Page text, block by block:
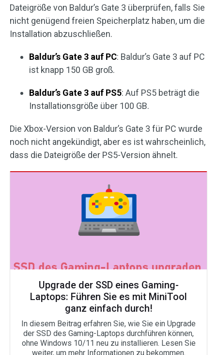
Dateigröße von Baldur’s Gate 3 überprüfen, falls Sie
nicht genügend freien Speicherplatz haben, um die
Installation abzuschließen.
Baldur’s Gate 3 auf PC: Baldur’s Gate 3 auf PC
ist knapp 150 GB groß.
Baldur’s Gate 3 auf PS5: Auf PS5 beträgt die
Installationsgröße über 100 GB.
Die Xbox-Version von Baldur’s Gate 3 für PC wurde
noch nicht angekündigt, aber es ist wahrscheinlich,
dass die Dateigröße der PS5-Version ähnelt.
Upgrade der SSD eines Gaming-
Laptops: Führen Sie es mit MiniTool
ganz einfach durch!
In diesem Beitrag erfahren Sie, wie Sie ein Upgrade
der SSD des Gaming-Laptops durchführen können,
ohne Windows 10/11 neu zu installieren. Lesen Sie
weiter, um mehr Informationen zu bekommen.